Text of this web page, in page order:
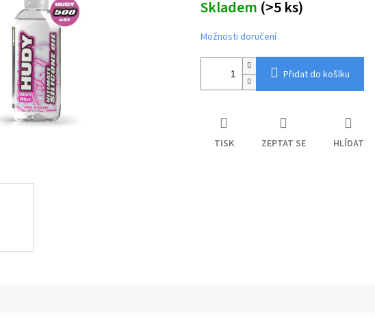
cena:
Skladem (>5 ks)
Možnosti doručení
Přidat do košíku
TISK ZEPTAT SE HLÍDAT